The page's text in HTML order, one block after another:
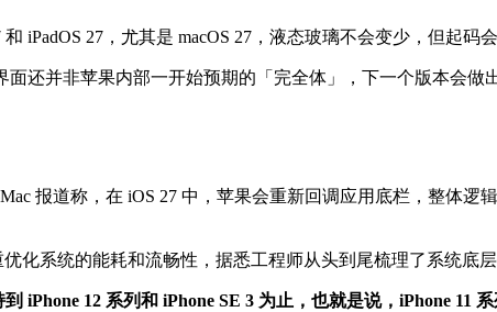
iPadOS 27，尤其是 macOS 27，液态玻璃不会变少，但起码会
面还并非苹果内部一开始预期的「完全体」，下一个版本会做
报道称，在 iOS 27 中，苹果会重新回调应用底栏，整体
化系统的能耗和流畅性，据悉工程师从头到尾梳理了系统底
iPhone 12 系列和 iPhone SE 3 为止，也就是说，iPhone 11